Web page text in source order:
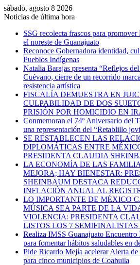
sábado, agosto 8 2026
Noticias de última hora
SSG recolecta frascos para promover
el noreste de Guanajuato
Reconoce Gobernadora identidad,
Pueblos Indígenas
Natalia Barajas presenta “Reflejos
Cuévano, cierre de un recorrido
resistencia artística
FISCALÍA DEMUESTRA EN
CULPABILIDAD DE DOS
PRISIÓN POR HOMICIDIO EN
Conmemoran el 74º Aniversario del
una representación del “Retablillo
SE RESTABLECEN LAS
DIPLOMÁTICAS ENTRE
PRESIDENTA CLAUDIA
LA ECONOMÍA DE LAS
MEJORA; HAY BIENESTAR:
SHEINBAUM DESTACA
INFLACIÓN ANUAL AL
LO IMPORTANTE DE MÉXICO
MÚSICA SEA PARTE DE LA
VIOLENCIA: PRESIDENTA
LISTOS LOS 7
Realiza IMSS Guanajuato Encuentro
para fomentar hábitos saludables en
Pide Ricardo Mejía acelerar Alerta
para cinco municipios de Coahuila